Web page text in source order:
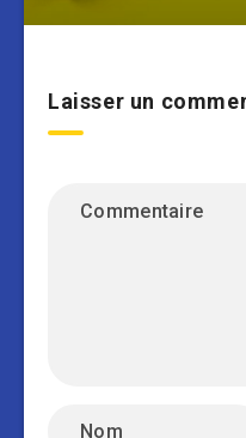
Laisser un